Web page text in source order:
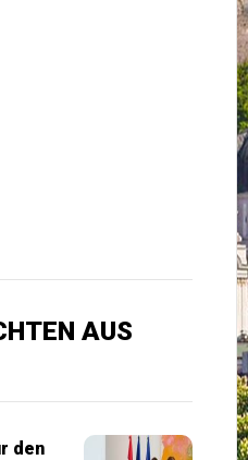
AUS
den